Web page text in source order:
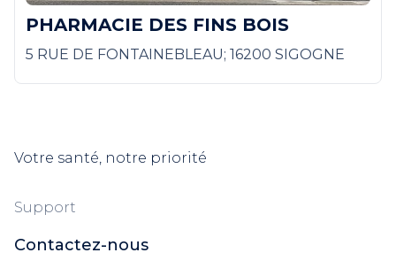
PHARMACIE DES FINS BOIS
5 RUE DE FONTAINEBLEAU; 16200 SIGOGNE
Votre santé, notre priorité
Support
Contactez-nous